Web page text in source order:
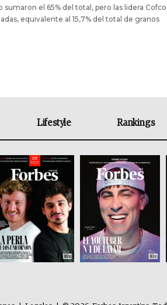
el 65% del total, pero las lidera
equivalente al 15,7% del total de granos
Lifestyle Rankings